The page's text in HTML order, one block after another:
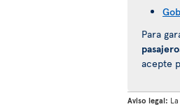
Para
acepte
Aviso legal: